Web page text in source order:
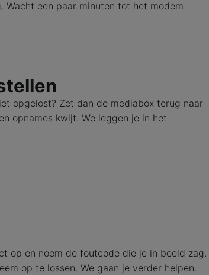
een paar minuten tot het modem
opgelost? Zet dan de mediabox terug naar
opnames kwijt. We leggen je in het
op en noem de foutcode die je in beeld zag.
op te lossen. We gaan je verder helpen.